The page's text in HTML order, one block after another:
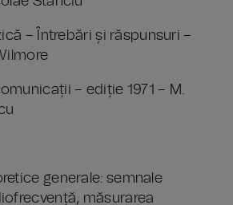
– Întrebări și răspunsuri –
– ediție 1971 – M.
generale: semnale
măsurarea